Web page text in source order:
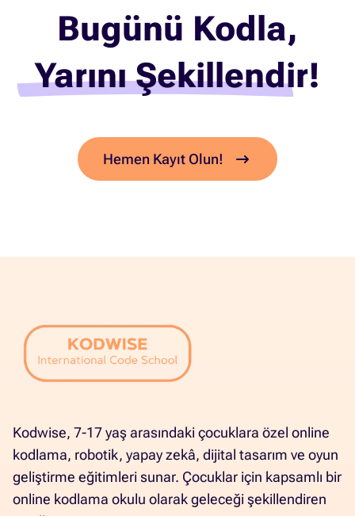
Bugünü Kodla,
Yarını Şekillendir!
Hemen Kayıt Olun!
Kodwise, 7-17 yaş arasındaki çocuklara özel online
kodlama, robotik, yapay zekâ, dijital tasarım ve oyun
geliştirme eğitimleri sunar. Çocuklar için kapsamlı bir
online kodlama okulu olarak geleceği şekillendiren